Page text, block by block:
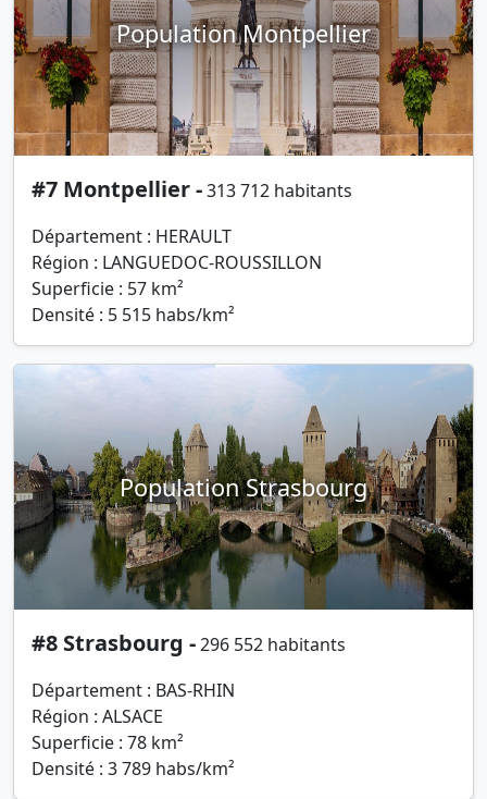
Population Montpellier
#7 Montpellier -313 712 habitants
Département : HERAULT
Région : LANGUEDOC-ROUSSILLON
Superficie : 57 km²
Densité : 5 515 habs/km²
Population Strasbourg
#8 Strasbourg -296 552 habitants
Département : BAS-RHIN
Région : ALSACE
Superficie : 78 km²
Densité : 3 789 habs/km²